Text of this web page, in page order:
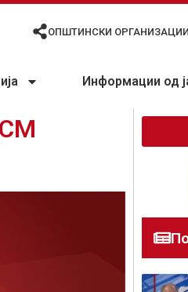
ОПШТИНСКИ ОРГАНИЗАЦИИ
Информации од